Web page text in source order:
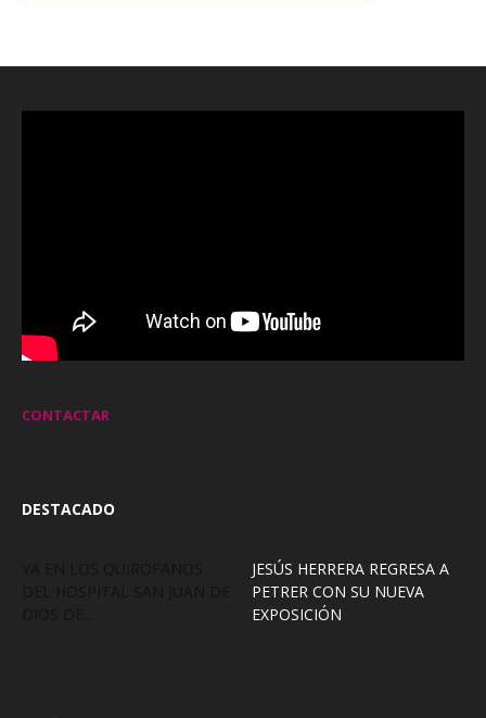
CONTACTAR
DESTACADO
JESÚS HERRERA REGRESA A
PETRER CON SU NUEVA
EXPOSICIÓN